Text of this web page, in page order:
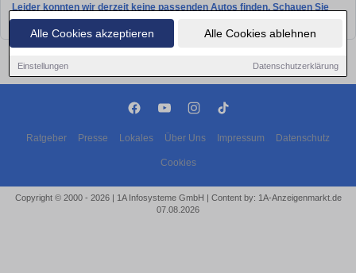
Alle Cookies akzeptieren Alle Cookies ablehnen
Einstellungen Datenschutzerklärung
Leider konnten wir derzeit keine passenden Autos finden. Schauen Sie
bald wieder vorbei!
Ratgeber Presse Lokales Über Uns Impressum Datenschutz
Cookies
Copyright © 2000 - 2026 | 1A Infosysteme GmbH | Content by: 1A-Anzeigenmarkt.de
07.08.2026